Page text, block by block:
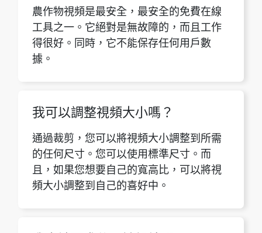
工具之一。它絕對是無故障的，而且工作
得很好。同時，它不能保存任何用戶數
據。
通過裁剪，您可以將視頻大小調整到所需
的任何尺寸。您可以使用標準尺寸。而
且，如果您想要自己的寬高比，可以將視
頻大小調整到自己的喜好中。